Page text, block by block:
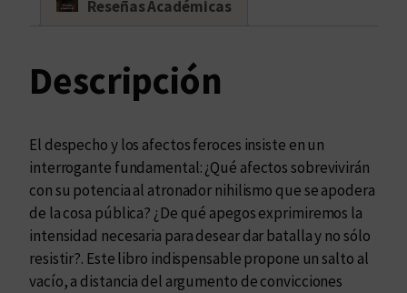
o
s
f
e
c
t
o
s
f
Reseñas Académicas
Descripción
El despecho y los afectos feroces insiste en un
interrogante fundamental: ¿Qué afectos sobrevivirán
con su potencia al atronador nihilismo que se apodera
de la cosa pública? ¿De qué apegos exprimiremos la
intensidad necesaria para desear dar batalla y no sólo
resistir?. Este libro indispensable propone un salto al
vacío, a distancia del argumento de convicciones